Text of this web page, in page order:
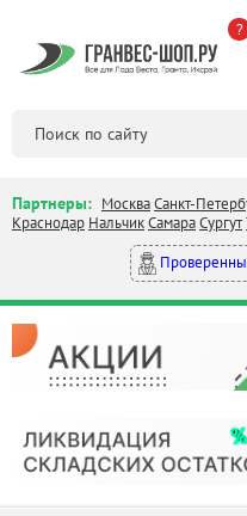
?
Партнеры: МоскваСанкт-
Краснодар НальчикСамараСургут